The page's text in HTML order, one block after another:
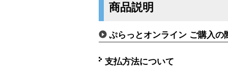
商品説明
ぷらっとオンライン ご購入の
支払方法について